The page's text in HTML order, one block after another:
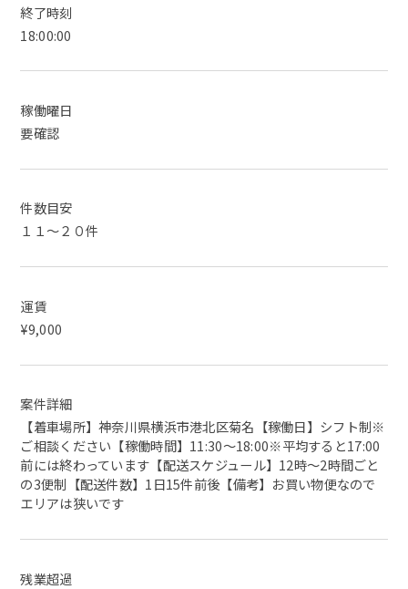
終了時刻
18:00:00
稼働曜日
要確認
件数目安
１１～２０件
運賃
¥9,000
案件詳細
【着車場所】神奈川県横浜市港北区菊名【稼働日】シフト制※
ご相談ください【稼働時間】11:30～18:00※平均すると17:00
前には終わっています【配送スケジュール】12時～2時間ごと
の3便制【配送件数】1日15件前後【備考】お買い物便なので
エリアは狭いです
残業超過